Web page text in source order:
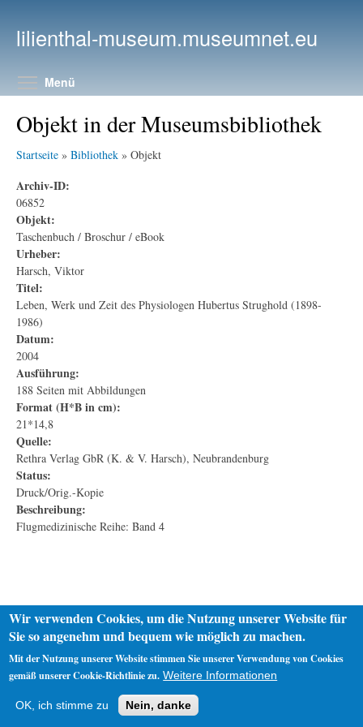
lilienthal-museum.museumnet.eu
Menü
Objekt in der Museumsbibliothek
Startseite » Bibliothek » Objekt
Archiv-ID:
06852
Objekt:
Taschenbuch / Broschur / eBook
Urheber:
Harsch, Viktor
Titel:
Leben, Werk und Zeit des Physiologen Hubertus Strughold (1898-
1986)
Datum:
2004
Ausführung:
188 Seiten mit Abbildungen
Format (H*B in cm):
21*14,8
Quelle:
Rethra Verlag GbR (K. & V. Harsch), Neubrandenburg
Status:
Druck/Orig.-Kopie
Beschreibung:
Flugmedizinische Reihe: Band 4
Impressum
Wir verwenden Cookies, um die Nutzung unserer Website für
Sie so angenehm und bequem wie möglich zu machen.
Mit der Nutzung unserer Website stimmen Sie unserer Verwendung von Cookies
gemäß unserer Cookie-Richtlinie zu. Weitere Informationen
OK, ich stimme zu Nein, danke